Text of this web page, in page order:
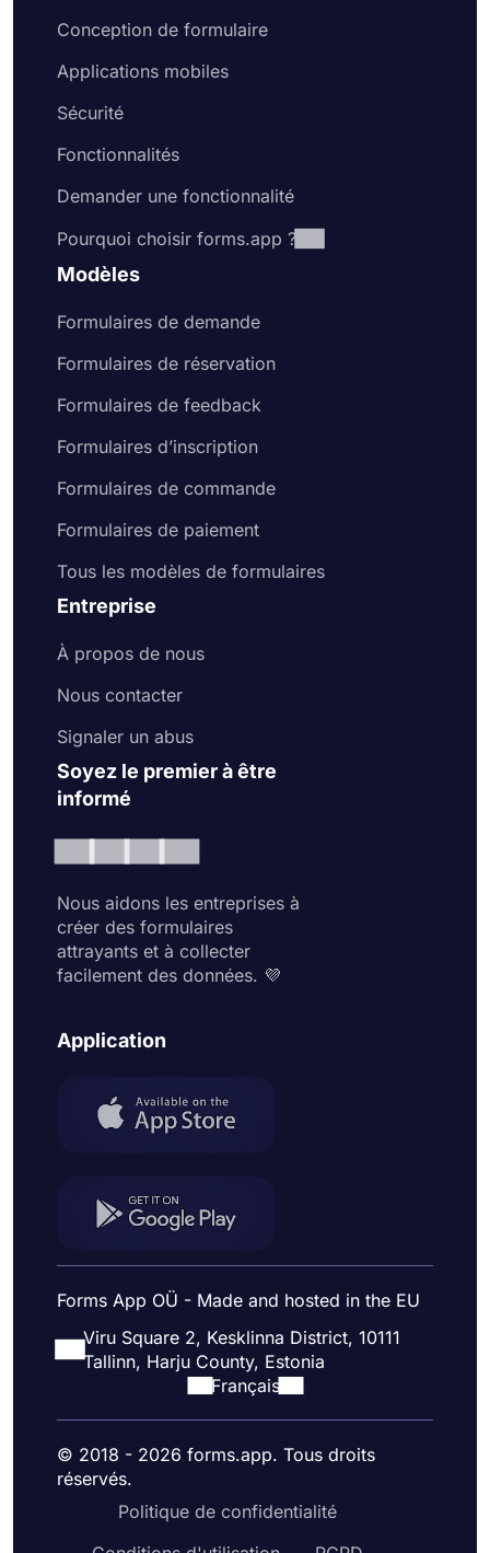
Conception de formulaire
Applications mobiles
Sécurité
Fonctionnalités
Demander une fonctionnalité
Pourquoi choisir forms.app ?
Modèles
Formulaires de demande
Formulaires de réservation
Formulaires de feedback
Formulaires d’inscription
Formulaires de commande
Formulaires de paiement
Tous les modèles de formulaires
Entreprise
À propos de nous
Nous contacter
Signaler un abus
Soyez le premier à être
informé
Nous aidons les entreprises à
créer des formulaires
attrayants et à collecter
facilement des données. 💜
Application
Forms App OÜ - Made and hosted in the EU
Viru Square 2, Kesklinna District, 10111
Tallinn, Harju County, Estonia
Français
© 2018 - 2026 forms.app. Tous droits
réservés.
Politique de confidentialité